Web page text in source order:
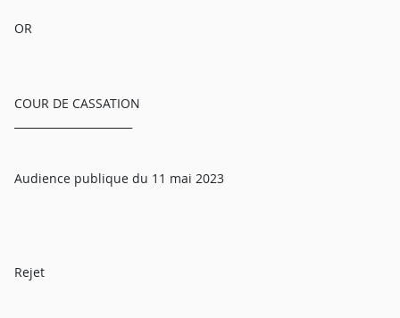
OR
COUR DE CASSATION
Audience publique du 11 mai 2023
Rejet